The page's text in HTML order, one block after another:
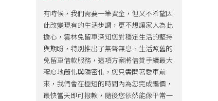
有時候，我們需要一筆資金，但又不希望因
此改變現有的生活步調，更不想讓家人為此
擔心，雲林免留車深知您對穩定生活的堅持
與期盼，特別推出了無聲無息、生活照舊的
免留車借款服務，這項方案將借貸手續最大
程度地簡化與隱密化，您只需開著愛車前
來，我們會在極短的時間內為您完成鑑價，
最快當天即可撥款，隨後您依然能像平常一